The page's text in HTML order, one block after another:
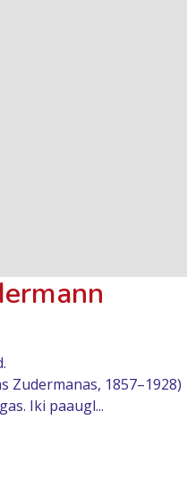
Zudermanas, 1857–1928)
Iki paaugl...